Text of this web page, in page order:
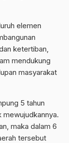
elemen
ketertiban,
mendukung
masyarakat
5 tahun
maka dalam 6
tersebut